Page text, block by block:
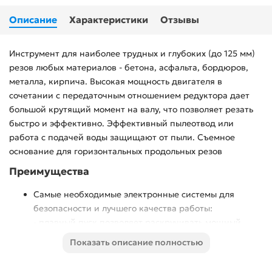
Описание Характеристики Отзывы
Инструмент для наиболее трудных и глубоких (до 125 мм)
резов любых материалов - бетона, асфальта, бордюров,
металла, кирпича. Высокая мощность двигателя в
сочетании с передаточным отношением редуктора дает
большой крутящий момент на валу, что позволяет резать
быстро и эффективно. Эффективный пылеотвод или
работа с подачей воды защищают от пыли. Съемное
основание для горизонтальных продольных резов
Преимущества
Самые необходимые электронные системы для
безопасности и лучшего качества работы:
- плавный пуск позволяет раскручивать мощный
Показать описание полностью